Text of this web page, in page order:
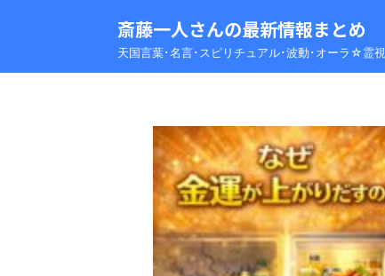
斎藤一人さんの最新情報まとめ
天国言葉･名言･スピリチュアル･波動･オーラ☆霊視